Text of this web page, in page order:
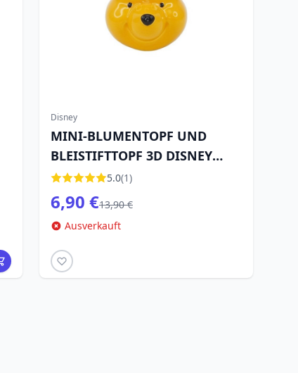
Disney
MINI-BLUMENTOPF UND
BLEISTIFTTOPF 3D DISNEY
WINNIE PUUH WINNIE
5.0(1)
6,90 €13,90 €
Ausverkauft